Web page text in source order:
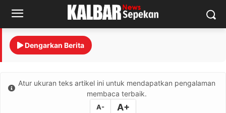
Dengarkan Berita
Atur ukuran teks artikel ini untuk mendapatkan pengalaman
membaca terbaik.
A- A+